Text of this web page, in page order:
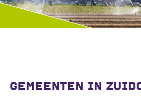
GEMEENTEN IN